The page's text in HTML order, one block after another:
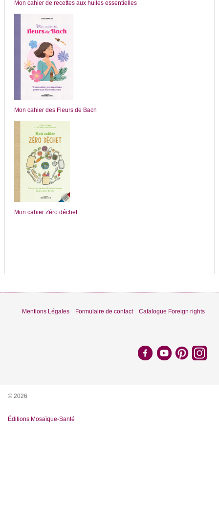
Mon cahier de recettes aux huiles essentielles
Mon cahier des Fleurs de Bach
Mon cahier Zéro déchet
Mentions Légales Formulaire de contact Catalogue Foreign rights
© 2026
Éditions Mosaïque-Santé